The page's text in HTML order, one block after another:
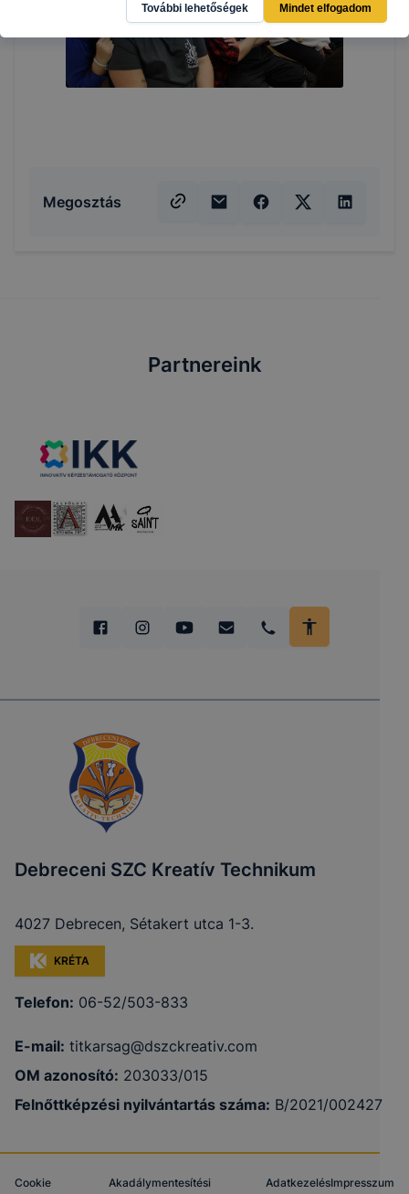
Megosztás
Partnereink
Debreceni SZC Kreatív Technikum
4027 Debrecen, Sétakert utca 1-3.
KRÉTA
Telefon: 06-52/503-833
E-mail: titkarsag@dszckreativ.com
OM azonosító: 203033/015
Felnőttképzési nyilvántartás száma: B/2021/002427
Cookie
Akadálymentesítési
AdatkezelésImpresszum
További lehetőségek Mindet elfogadom